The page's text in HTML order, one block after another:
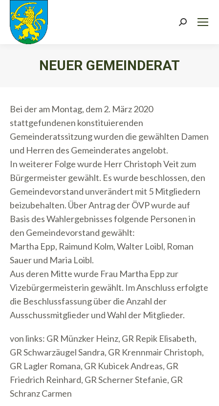
Search:
NEUER GEMEINDERAT
Bei der am Montag, dem 2. März 2020
stattgefundenen konstituierenden
Gemeinderatssitzung wurden die gewählten Damen
und Herren des Gemeinderates angelobt.
In weiterer Folge wurde Herr Christoph Veit zum
Bürgermeister gewählt. Es wurde beschlossen, den
Gemeindevorstand unverändert mit 5 Mitgliedern
beizubehalten. Über Antrag der ÖVP wurde auf
Basis des Wahlergebnisses folgende Personen in
den Gemeindevorstand gewählt:
Martha Epp, Raimund Kolm, Walter Loibl, Roman
Sauer und Maria Loibl.
Aus deren Mitte wurde Frau Martha Epp zur
Vizebürgermeisterin gewählt. Im Anschluss erfolgte
die Beschlussfassung über die Anzahl der
Ausschussmitglieder und Wahl der Mitglieder.
von links: GR Münzker Heinz, GR Repik Elisabeth,
GR Schwarzäugel Sandra, GR Krennmair Christoph,
GR Lagler Romana, GR Kubicek Andreas, GR
Friedrich Reinhard, GR Scherner Stefanie, GR
Schranz Carmen